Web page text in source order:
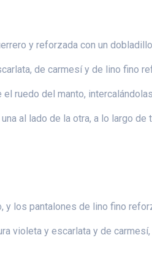
y reforzada con un
de carmesí y de lino fino
ruedo del manto,
al lado de la otra, a lo largo
y los pantalones de lino fino
violeta y escarlata y de